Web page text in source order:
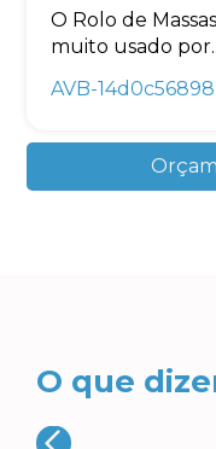
O Rolo de
muito usado
AVB-
O que